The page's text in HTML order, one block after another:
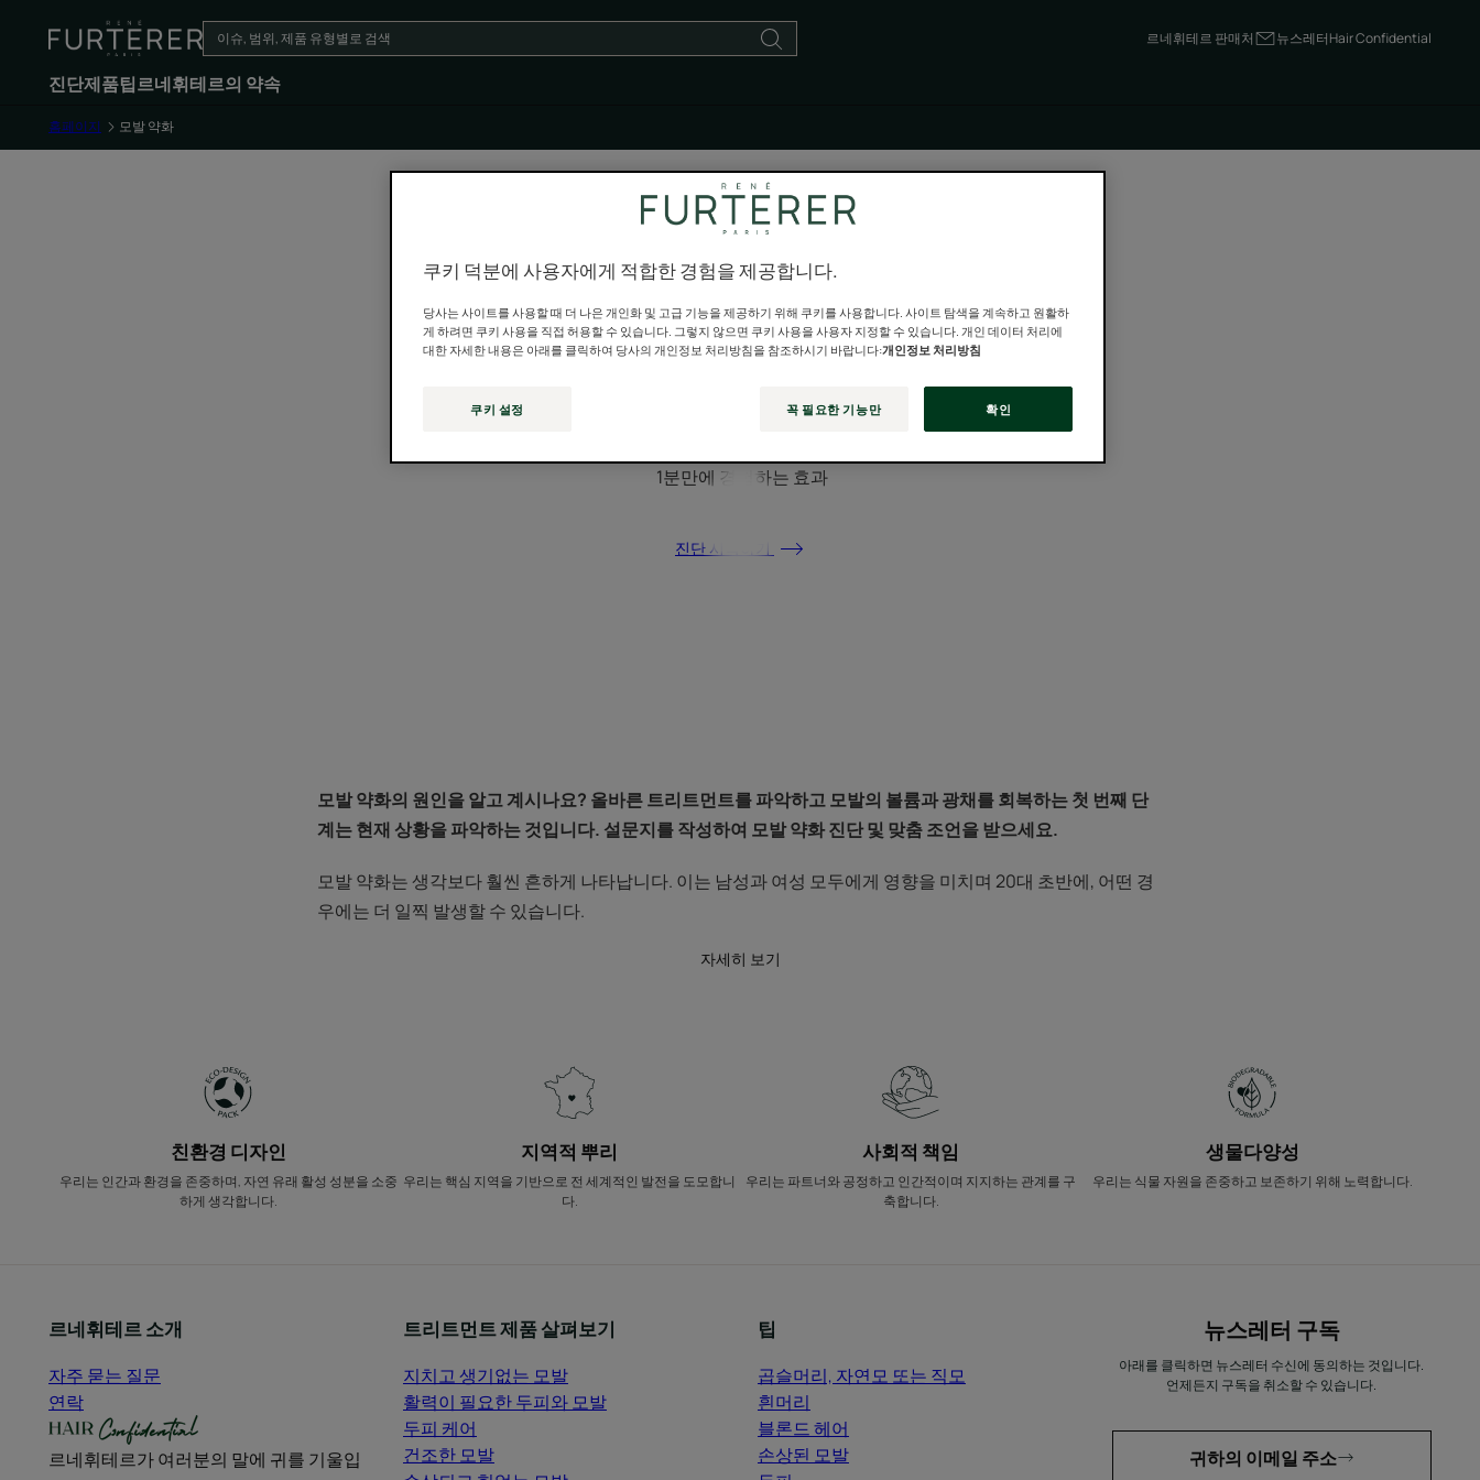
르네휘테르 판매처 뉴스레터Hair Confidential
진단제품팁르네휘테르의 약속
홈페이지 모발 약화
모발 약화 평가
1분만에 경험하는 효과
진단 시작하기
모발 약화의 원인을 알고 계시나요? 올바른 트리트먼트를 파악하고 모발의 볼륨과 광채를 회복하는 첫 번째 단
계는 현재 상황을 파악하는 것입니다. 설문지를 작성하여 모발 약화 진단 및 맞춤 조언을 받으세요.
모발 약화는 생각보다 훨씬 흔하게 나타납니다. 이는 남성과 여성 모두에게 영향을 미치며 20대 초반에, 어떤 경
우에는 더 일찍 발생할 수 있습니다.
자세히 보기
친환경 디자인
우리는 인간과 환경을 존중하며, 자연 유래 활성 성분을 소중
하게 생각합니다.
지역적 뿌리
우리는 핵심 지역을 기반으로 전 세계적인 발전을 도모합니
다.
사회적 책임
우리는 파트너와 공정하고 인간적이며 지지하는 관계를 구
축합니다.
생물다양성
우리는 식물 자원을 존중하고 보존하기 위해 노력합니다.
뉴스레터 구독
아래를 클릭하면 뉴스레터 수신에 동의하는 것입니다.
언제든지 구독을 취소할 수 있습니다.
귀하의 이메일 주소
르네휘테르 소개
자주 묻는 질문
연락
르네휘테르가 여러분의 말에 귀를 기울입
트리트먼트 제품 살펴보기
지치고 생기없는 모발
활력이 필요한 두피와 모발
두피 케어
건조한 모발
팁
곱슬머리, 자연모 또는 직모
흰머리
블론드 헤어
손상된 모발
쿠키 덕분에 사용자에게 적합한 경험을 제공합니다.
당사는 사이트를 사용할 때 더 나은 개인화 및 고급 기능을 제공하기 위해 쿠키를 사용합니다. 사이트 탐색을 계속하고 원활하
게 하려면 쿠키 사용을 직접 허용할 수 있습니다. 그렇지 않으면 쿠키 사용을 사용자 지정할 수 있습니다. 개인 데이터 처리에
대한 자세한 내용은 아래를 클릭하여 당사의 개인정보 처리방침을 참조하시기 바랍니다:개인정보 처리방침
쿠키 설정 꼭 필요한 기능만 확인